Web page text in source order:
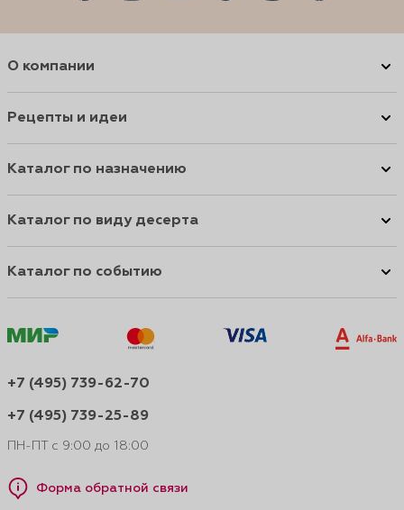
О компании
Рецепты и идеи
Каталог по назначению
Каталог по виду десерта
Каталог по событию
+7 (495) 739-62-70
+7 (495) 739-25-89
ПН-ПТ с 9:00 до 18:00
Форма обратной связи